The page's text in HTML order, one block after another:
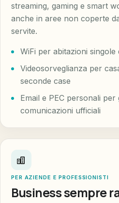
streaming, gaming e smart
anche in aree non coperte
servite.
WiFi per abitazioni singole
Videosorveglianza per
seconde case
Email e PEC personali per
comunicazioni ufficiali
PER AZIENDE E PROFESSIONISTI
Business sempre